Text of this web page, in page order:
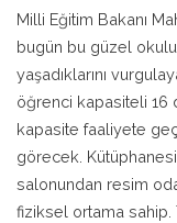
Milli Eğitim Bakanı
bugün bu güzel
yaşadıklarını
öğrenci kapasiteli 16
kapasite faaliyete
görecek.
salonundan resim
fiziksel ortama sahip.